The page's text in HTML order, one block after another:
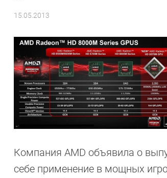
15.05.2013
Компания AMD объявила о
себе применение в мощных